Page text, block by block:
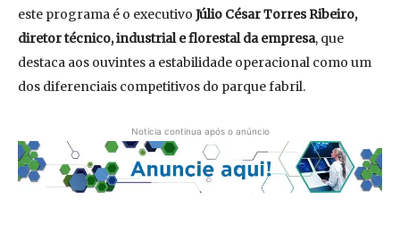
este programa é o executivo Júlio César Torres Ribeiro,
diretor técnico, industrial e florestal da empresa, que
destaca aos ouvintes a estabilidade operacional como um
dos diferenciais competitivos do parque fabril.
Notícia continua após o anúncio